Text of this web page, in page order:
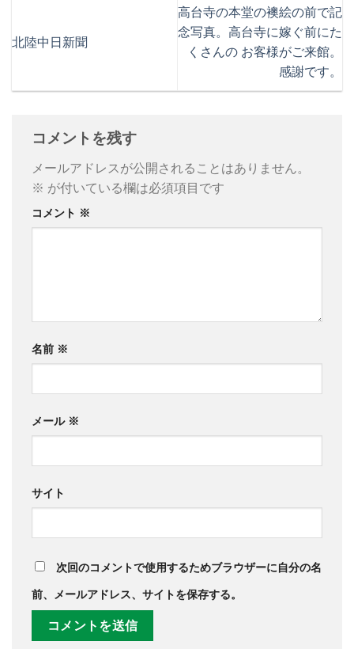
北陸中日新聞
高台寺の本堂の襖絵の前で記
念写真。高台寺に嫁ぐ前にた
くさんの お客様がご来館。
感謝です。
コメントを残す
メールアドレスが公開されることはありません。
※ が付いている欄は必須項目です
コメント ※
名前 ※
メール ※
サイト
次回のコメントで使用するためブラウザーに自分の名
前、メールアドレス、サイトを保存する。